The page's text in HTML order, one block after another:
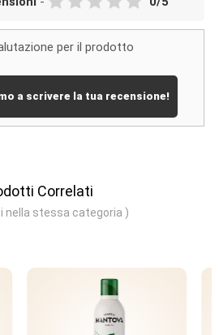
per il prodotto
a scrivere la tua recensione!
Correlati
nella stessa categoria )